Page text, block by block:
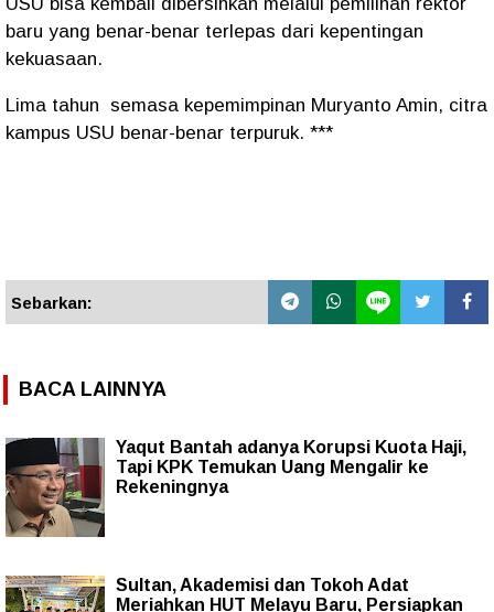
baru yang benar-benar terlepas dari kepentingan
kekuasaan.
Lima tahun semasa kepemimpinan Muryanto Amin, citra
kampus USU benar-benar terpuruk. ***
Sebarkan:
BACA LAINNYA
Yaqut Bantah adanya Korupsi Kuota Haji,
Tapi KPK Temukan Uang Mengalir ke
Rekeningnya
Sultan, Akademisi dan Tokoh Adat
Meriahkan HUT Melayu Baru, Persiapkan